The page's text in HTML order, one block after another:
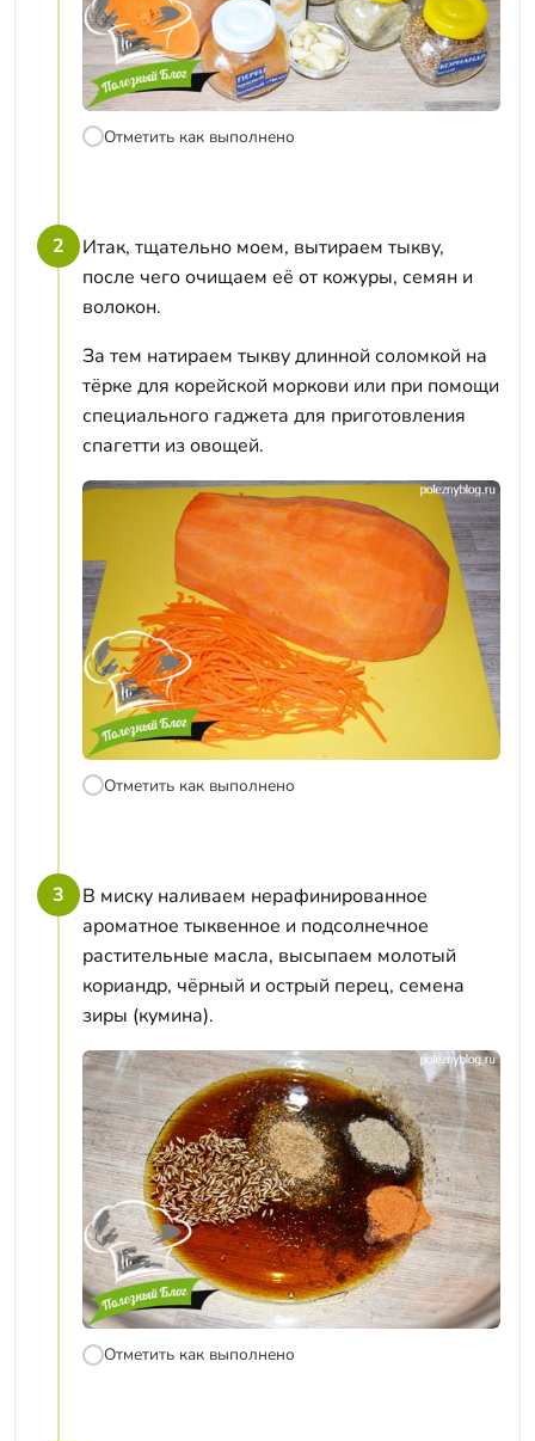
Отметить как выполнено
2
Итак, тщательно моем, вытираем тыкву,
после чего очищаем её от кожуры, семян и
волокон.
За тем натираем тыкву длинной соломкой на
тёрке для корейской моркови или при помощи
специального гаджета для приготовления
спагетти из овощей.
Отметить как выполнено
3
В миску наливаем нерафинированное
ароматное тыквенное и подсолнечное
растительные масла, высыпаем молотый
кориандр, чёрный и острый перец, семена
зиры (кумина).
Отметить как выполнено